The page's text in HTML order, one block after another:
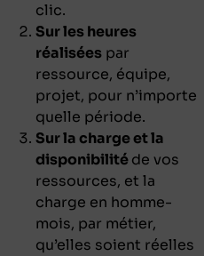
clic.
Sur les heures
réalisées par
ressource, équipe,
projet, pour n’importe
quelle période.
Sur la charge et la
disponibilitéde vos
ressources, et la
charge en homme-
mois, par métier,
qu’elles soient réelles